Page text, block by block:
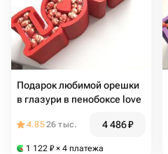
Подарок любимой орешки
в глазури в пенобоксе love
4.8526 тыс. 4 486₽
1 122 ₽ × 4 платежа